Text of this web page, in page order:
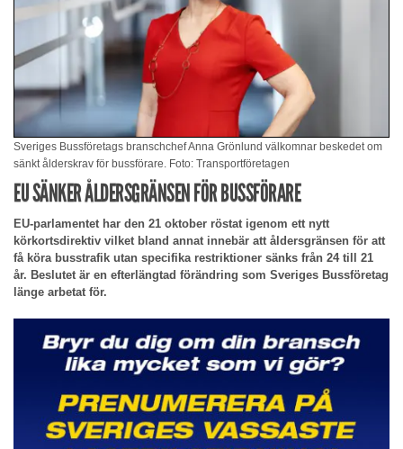
Sveriges Bussföretags branschchef Anna Grönlund välkomnar beskedet om
sänkt ålderskrav för bussförare. Foto: Transportföretagen
EU SÄNKER ÅLDERSGRÄNSEN FÖR BUSSFÖRARE
EU-parlamentet har den 21 oktober röstat igenom ett nytt
körkortsdirektiv vilket bland annat innebär att åldersgränsen för att
få köra busstrafik utan specifika restriktioner sänks från 24 till 21
år. Beslutet är en efterlängtad förändring som Sveriges Bussföretag
länge arbetat för.